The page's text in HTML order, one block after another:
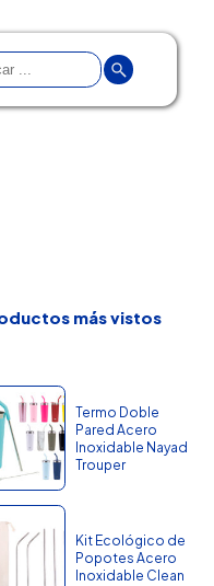
más vistos
Termo Doble
Pared Acero
Inoxidable Nayad
Trouper
Kit Ecológico de
Popotes Acero
Inoxidable Clean